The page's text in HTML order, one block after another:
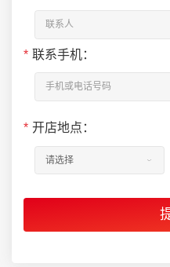
* 联系手机：
* 开店地点：